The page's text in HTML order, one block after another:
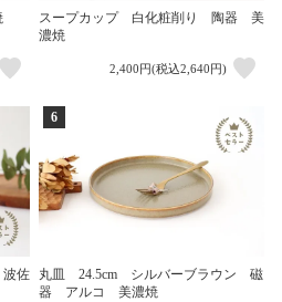
スープカップ 白化粧削り 陶器 美
濃焼
2,400円(税込2,640円)
佐
6
丸皿 24.5cm シルバーブラウン 磁
器 アルコ 美濃焼